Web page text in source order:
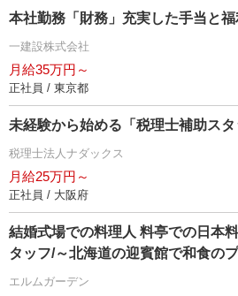
本社勤務「財務」充実した手当と福
一建設株式会社
月給35万円～
正社員 / 東京都
未経験から始める「税理士補助ス
税理士法人ナダックス
月給25万円～
正社員 / 大阪府
結婚式場での料理人 料亭での日本
タッフ/～北海道の迎賓館で和食の
エルムガーデン